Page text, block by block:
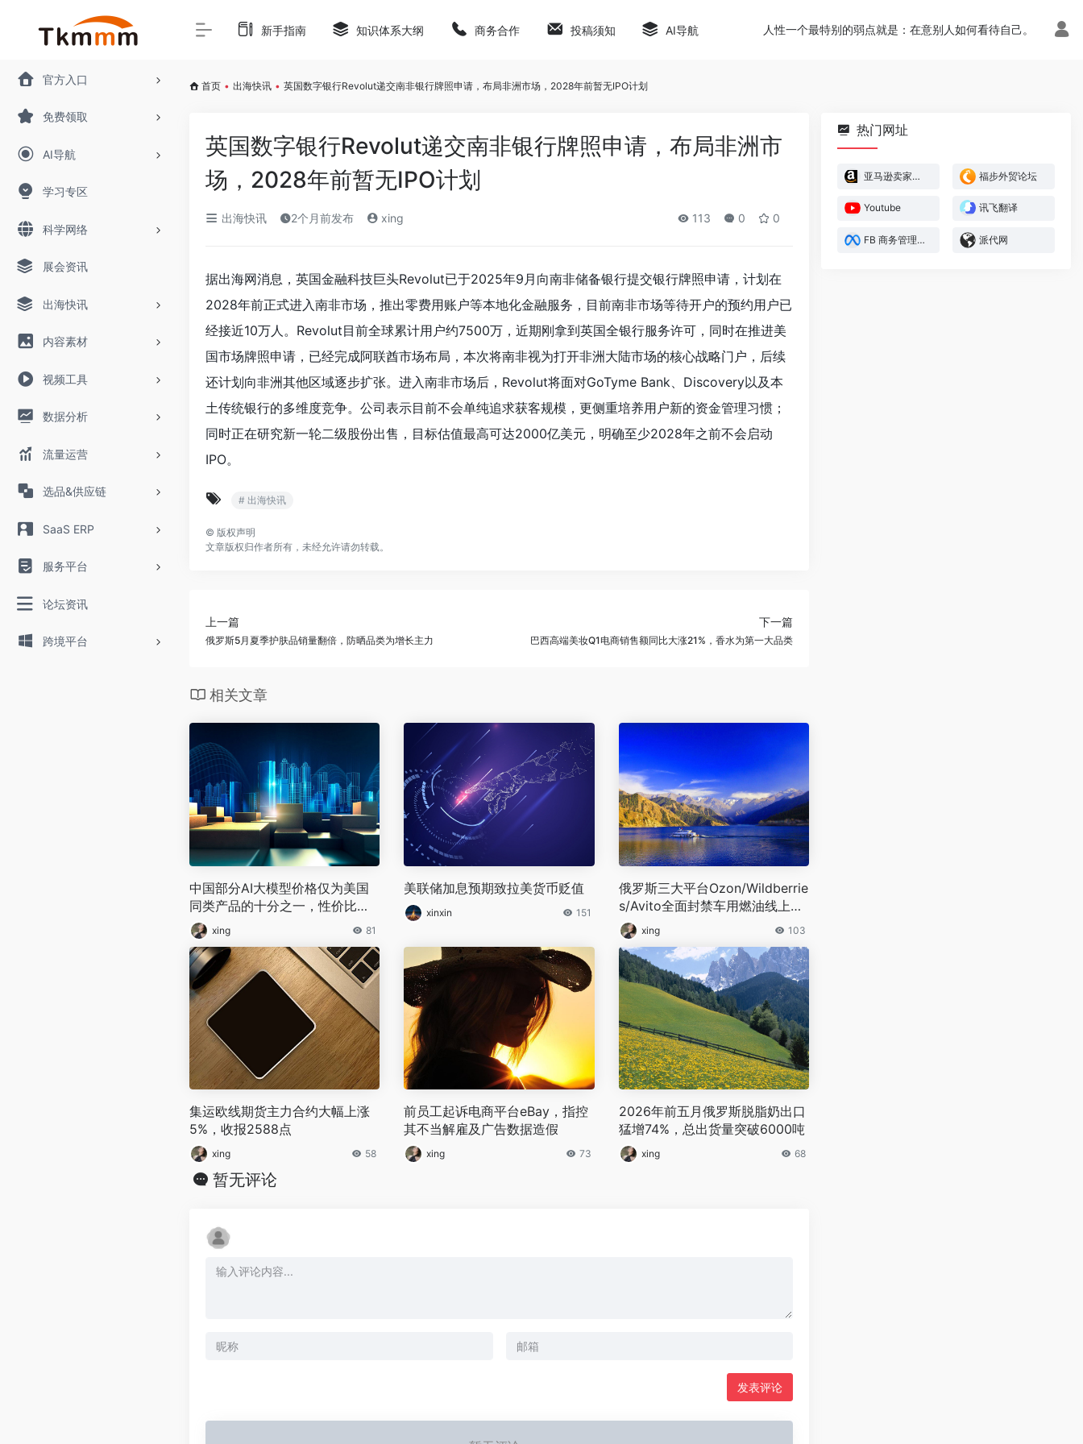
官方入口
免费领取
AI导航
学习专区
科学网络
展会资讯
出海快讯
内容素材
视频工具
数据分析
流量运营
选品&供应链
SaaS ERP
服务平台
论坛资讯
跨境平台
新手指南 知识体系大纲 商务合作 投稿须知 AI导航 人性一个最特别的弱点就是：在意别人如何看待自己。
首页 • 出海快讯 • 英国数字银行Revolut递交南非银行牌照申请，布局非洲市场，2028年前暂无IPO计划
英国数字银行Revolut递交南非银行牌照申请，布局非洲市
场，2028年前暂无IPO计划
出海快讯 2个月前发布 xing 113 0 0
据出海网消息，英国金融科技巨头Revolut已于2025年9月向南非储备银行提交银行牌照申请，计划在
2028年前正式进入南非市场，推出零费用账户等本地化金融服务，目前南非市场等待开户的预约用户已
经接近10万人。Revolut目前全球累计用户约7500万，近期刚拿到英国全银行服务许可，同时在推进美
国市场牌照申请，已经完成阿联酋市场布局，本次将南非视为打开非洲大陆市场的核心战略门户，后续
还计划向非洲其他区域逐步扩张。进入南非市场后，Revolut将面对GoTyme Bank、Discovery以及本
土传统银行的多维度竞争。公司表示目前不会单纯追求获客规模，更侧重培养用户新的资金管理习惯；
同时正在研究新一轮二级股份出售，目标估值最高可达2000亿美元，明确至少2028年之前不会启动
IPO。
# 出海快讯
© 版权声明
文章版权归作者所有，未经允许请勿转载。
上一篇
俄罗斯5月夏季护肤品销量翻倍，防晒品类为增长主力
下一篇
巴西高端美妆Q1电商销售额同比大涨21%，香水为第一大品类
相关文章
中国部分AI大模型价格仅为美国
同类产品的十分之一，性价比优
势快速抢占市场
xing 81
美联储加息预期致拉美货币贬值
xinxin 151
俄罗斯三大平台Ozon/Wildberrie
s/Avito全面封禁车用燃油线上交
易
xing 103
集运欧线期货主力合约大幅上涨
5%，收报2588点
xing 58
前员工起诉电商平台eBay，指控
其不当解雇及广告数据造假
xing 73
2026年前五月俄罗斯脱脂奶出口
猛增74%，总出货量突破6000吨
xing 68
暂无评论
发表评论
热门网址
亚马逊卖家官方论坛 福步外贸论坛
Youtube 讯飞翻译
FB 商务管理平台 派代网